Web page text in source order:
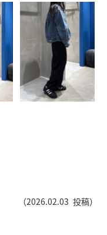
（2026.02.03 投稿）